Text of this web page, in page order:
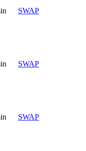
SWAP
SWAP
SWAP